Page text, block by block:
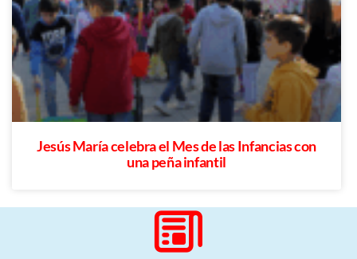
Jesús María celebra el Mes de las Infancias con
una peña infantil